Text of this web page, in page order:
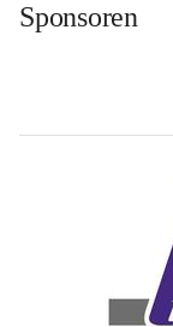
Sponsoren